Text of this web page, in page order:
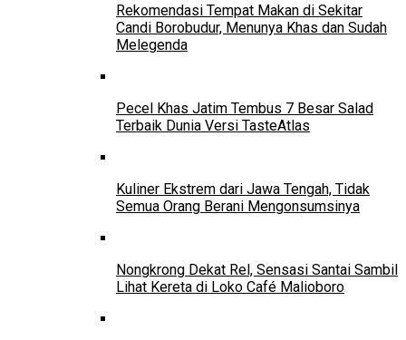
Rekomendasi Tempat Makan di Sekitar
Candi Borobudur, Menunya Khas dan Sudah
Melegenda
Pecel Khas Jatim Tembus 7 Besar Salad
Terbaik Dunia Versi TasteAtlas
Kuliner Ekstrem dari Jawa Tengah, Tidak
Semua Orang Berani Mengonsumsinya
Nongkrong Dekat Rel, Sensasi Santai Sambil
Lihat Kereta di Loko Café Malioboro